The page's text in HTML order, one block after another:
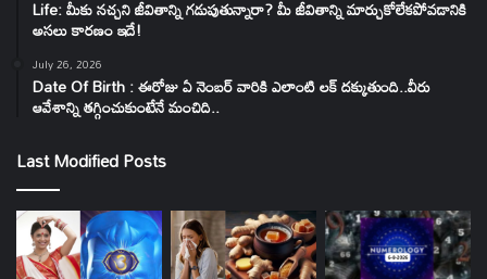
Life: మీకు నచ్చని జీవితాన్ని గడుపుతున్నారా? మీ జీవితాన్ని మార్చుకోలేకపోవడానికి
అసలు కారణం ఇదే!
July 26, 2026
Date Of Birth : ఈరోజు ఏ నెంబర్ వారికి ఎలాంటి లక్ దక్కుతుంది..వీరు
ఆవేశాన్ని తగ్గించుకుంటేనే మంచిది..
Last Modified Posts